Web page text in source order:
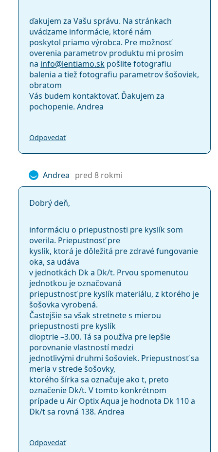
ďakujem za Vašu správu. Na stránkach
uvádzame informácie, ktoré nám
poskytol priamo výrobca. Pre možnosť
overenia parametrov produktu mi prosím
na info@lentiamo.sk pošlite fotografiu
balenia a tiež fotografiu parametrov šošoviek,
obratom
Vás budem kontaktovať. Ďakujem za
pochopenie. Andrea
Odpovedať
Andrea pred 8 rokmi
Dobrý deň,
informáciu o priepustnosti pre kyslík som
overila. Priepustnosť pre
kyslík, ktorá je dôležitá pre zdravé fungovanie
oka, sa udáva
v jednotkách Dk a Dk/t. Prvou spomenutou
jednotkou je označovaná
priepustnosť pre kyslík materiálu, z ktorého je
šošovka vyrobená.
Častejšie sa však stretnete s mierou
priepustnosti pre kyslík
dioptrie –3.00. Tá sa používa pre lepšie
porovnanie vlastností medzi
jednotlivými druhmi šošoviek. Priepustnosť sa
meria v strede šošovky,
ktorého šírka sa označuje ako t, preto
označenie Dk/t. V tomto konkrétnom
prípade u Air Optix Aqua je hodnota Dk 110 a
Dk/t sa rovná 138. Andrea
Odpovedať